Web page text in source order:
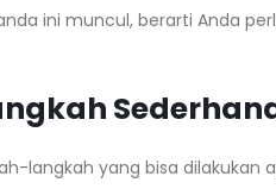
ini muncul, berarti Anda
langkah yang bisa